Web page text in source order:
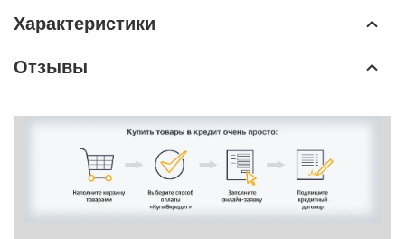
Характеристики
Отзывы